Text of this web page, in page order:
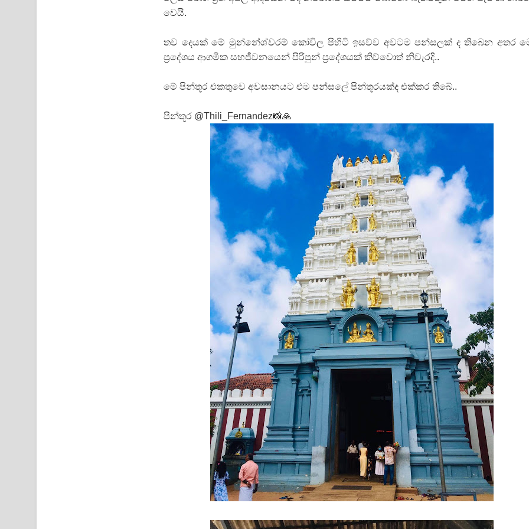
වෙයි.
තව දෙයක් මේ මුන්නේශ්වරම් කෝවිල පිහිටි ඉසව්ව අවටම පන්සලක් ද තිබෙන අතර
ප්‍රදේශය ආගමික සහජීවනයෙන් පිරිපුන් ප්‍රදේශයක් කිව්වොත් නිවැරදි..
මේ පින්තූර එකතුවෙ අවසානයට එම පන්සලේ පින්තූරයක්ද එක්කර තිබේ..
පින්තූර @Thili_Fernandez📸🙏